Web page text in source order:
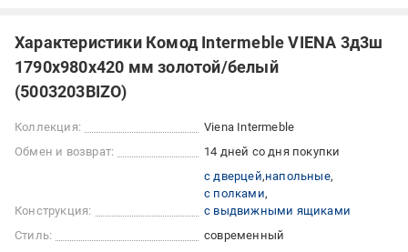
Характеристики Комод Intermeble VIENA 3д3ш
1790x980x420 мм золотой/белый
(5003203BIZO)
Коллекция:
Viena Intermeble
Обмен и возврат:
14 дней со дня покупки
Конструкция:
с дверцей напольные
с полками
с выдвижными ящиками
Стиль:
современный